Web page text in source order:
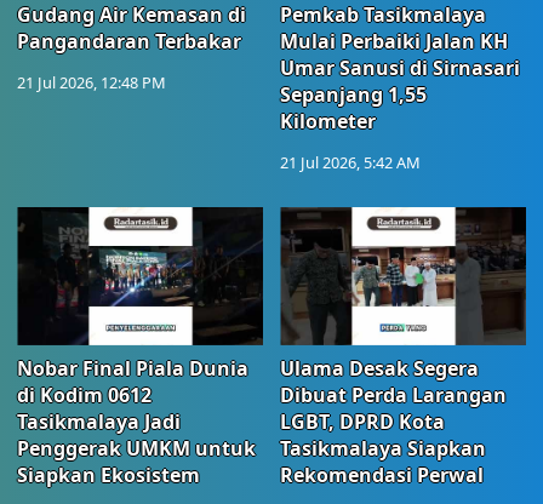
Gudang Air Kemasan di
Pangandaran Terbakar
21 Jul 2026, 12:48 PM
Pemkab Tasikmalaya
Mulai Perbaiki Jalan KH
Umar Sanusi di Sirnasari
Sepanjang 1,55
Kilometer
21 Jul 2026, 5:42 AM
Nobar Final Piala Dunia
di Kodim 0612
Tasikmalaya Jadi
Penggerak UMKM untuk
Siapkan Ekosistem
Ulama Desak Segera
Dibuat Perda Larangan
LGBT, DPRD Kota
Tasikmalaya Siapkan
Rekomendasi Perwal